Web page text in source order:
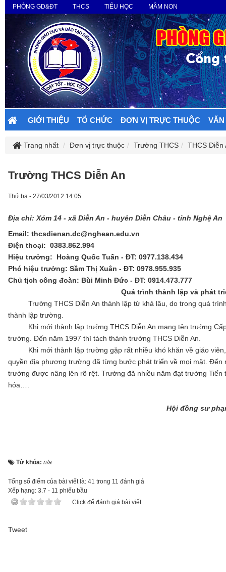
PHÒNG GD&ĐT THCS TIỂU HỌC MẦM NON
GIỚI THIỆU TỔ CHỨC ĐƠN VỊ TRỰC THUỘC
Trang nhất Đơn vị trực thuộc Trường THCS THCS Diễn
Trường THCS Diễn An
Thứ ba - 27/03/2012 14:05
Địa chỉ: Xóm 14 - xã Diễn An - huyên Diễn Châu - tỉnh Nghệ An
Email: thcsdienan.dc@nghean.edu.vn
Điện thoại: 0383.862.994
Hiệu trưởng: Hoàng Quốc Tuấn - ĐT: 0977.138.434
Phó hiệu trưởng: Sầm Thị Xuân - ĐT: 0978.955.935
Chủ tịch công đoàn: Bùi Minh Đức - ĐT: 0914.473.777
Quá trình thành lập và phát
Trường THCS Diễn An thành lập từ khá lâu, do trong quá trình
thành lập trường.
Khi mới thành lập trường THCS Diễn An mang tên trường Cấp
trường. Đến năm 1997 thì tách thành trường THCS Diễn An.
Khi mới thành lập trường gặp rất nhiều khó khăn về giáo viên,
quyền địa phương trường đã từng bước phát triển về mọi mặt.
trường được nâng lên rõ rệt. Trường đã nhiều năm đạt trường
hóa….
Hội đồng sư
Từ khóa: n/a
Tổng số điểm của bài viết là: 41 trong 11 đánh giá
Xếp hạng: 3.7 - 11 phiếu bầu
Click để đánh giá bài viết
Tweet